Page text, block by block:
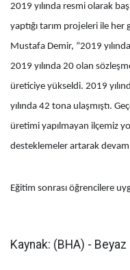
2019 yılında resmi olarak
yaptığı tarım projeleri ile her
Mustafa Demir, ”2019
2019 yılında 20 olan
üreticiye yükseldi. 2019
yılında 42 tona ulaşmıştı.
üretimi yapılmayan ilçemiz
desteklemeler artarak
Eğitim sonrası öğrencilere
Kaynak: (BHA) - Beyaz